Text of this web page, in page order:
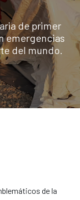
de primer
emergencias
del mundo.
de la